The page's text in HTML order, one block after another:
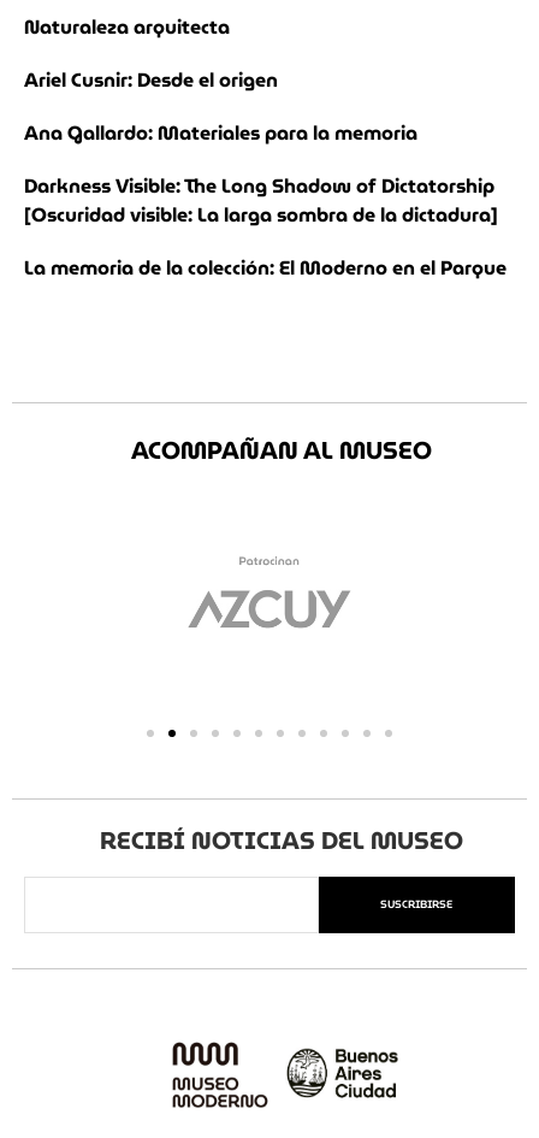
Naturaleza arquitecta
Ariel Cusnir: Desde el origen
Ana Gallardo: Materiales para la memoria
Darkness Visible: The Long Shadow of Dictatorship
[Oscuridad visible: La larga sombra de la dictadura]
La memoria de la colección: El Moderno en el Parque
ACOMPAÑAN AL MUSEO
RECIBÍ NOTICIAS DEL MUSEO
SUSCRIBIRSE